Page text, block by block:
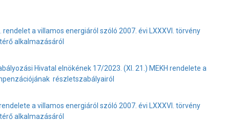
a villamos energiáról szóló 2007. évi LXXXVI. törvény
alkalmazásáról
Hivatal elnökének 17/2023. (XI. 21.) MEKH rendelete a
részletszabályairól
a villamos energiáról szóló 2007. évi LXXXVI. törvény
alkalmazásáról